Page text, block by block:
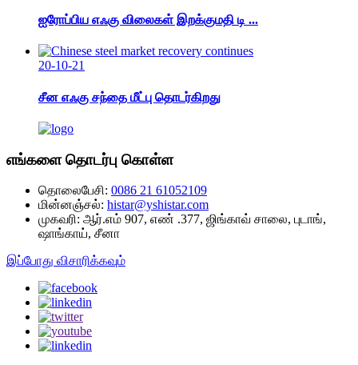
ஐரோப்பிய எஃகு விலைகள் இறக்குமதி டி ...
20-10-21
சீன எஃகு சந்தை மீட்பு தொடர்கிறது
எங்களை தொடர்பு கொள்ள
தொலைபேசி: 0086 21 61052109
மின்னஞ்சல்: histar@yshistar.com
முகவரி: ஆர்.எம் 907, எண் .377, ஜிங்காவ் சாலை, புடாங்,
ஷாங்காய், சீனா
இப்போது விசாரிக்கவும்